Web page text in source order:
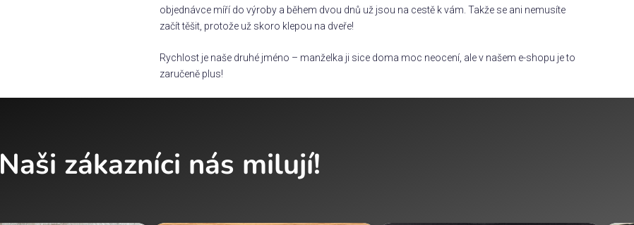
objednávce míří do výroby a během dvou dnů už jsou na cestě k vám. Takže se ani nemusíte
začít těšit, protože už skoro klepou na dveře!
Rychlost je naše druhé jméno – manželka ji sice doma moc neocení, ale v našem e-shopu je to
zaručeně plus!
Naši zákazníci nás milují!